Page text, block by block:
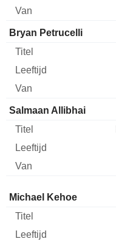
Bryan Petrucelli
Salmaan Allibhai
Bestuurder Titel
Michael Kehoe